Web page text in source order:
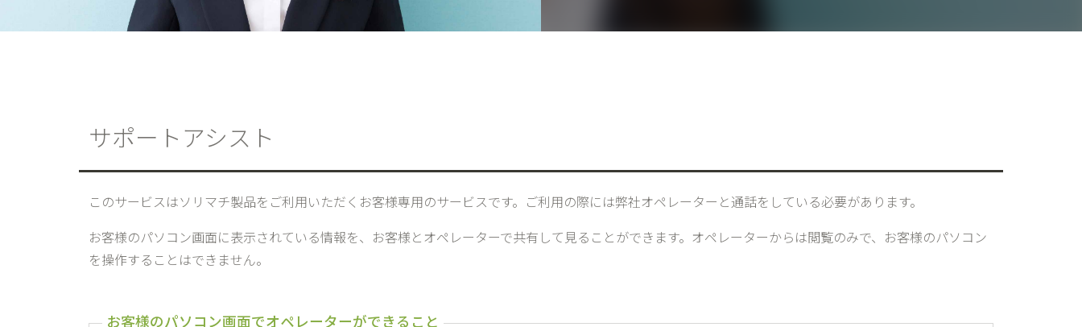
サポートアシスト
このサービスはソリマチ製品をご利用いただくお客様専用のサービスです。ご利用の際には弊社オペレーターと通話をしている必要があります。
お客様のパソコン画面に表示されている情報を、お客様とオペレーターで共有して見ることができます。オペレーターからは閲覧のみで、お客様のパソコン
を操作することはできません。